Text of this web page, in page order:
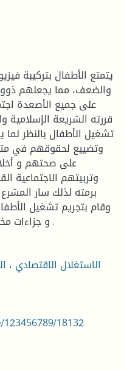
يتمتع الأطفال بتركيبة
والضعف، مما يجعلهم
على جميع الأصعدة
قررته الشريعة الإسلامية
تشغيل الأطفال بالنظر لما
وتضييع لحقوقهم في
على صحتهم و
وتربيتهم الاجتماعية
برمته لذلك سار
وقام بتجريم تشغيل
و جزاءات مختلفة في مواجهة مرتكبي الجريمة .
الاستغلال الاقتصادي ،
123456789/18132